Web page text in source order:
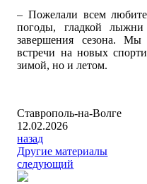
– Пожелали всем
погоды, гладкой
завершения сезона.
встречи на новых
зимой, но и летом.
Ставрополь-на-Волге
12.02.2026
назад
Другие материалы
следующий